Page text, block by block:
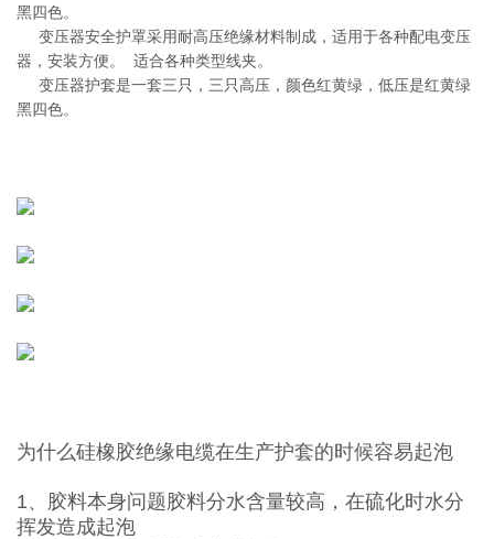
黑四色。
变压器安全护罩采用耐高压绝缘材料制成，适用于各种配电变压
器，安装方便。 适合各种类型线夹。
变压器护套是一套三只，三只高压，颜色红黄绿，低压是红黄绿
黑四色。
为什么硅橡胶绝缘电缆在生产护套的时候容易起泡
1、胶料本身问题胶料分水含量较高，在硫化时水分
挥发造成起泡